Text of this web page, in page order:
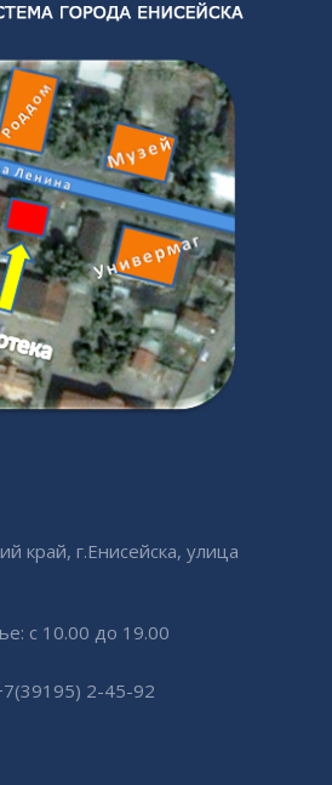
край, г.Енисейска, улица
с 10.00 до 19.00
2-45-92